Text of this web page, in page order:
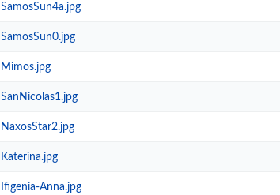
SamosSun4a.jpg
SamosSun0.jpg
Mimos.jpg
SanNicolas1.jpg
NaxosStar2.jpg
Katerina.jpg
Ifigenia-Anna.jpg